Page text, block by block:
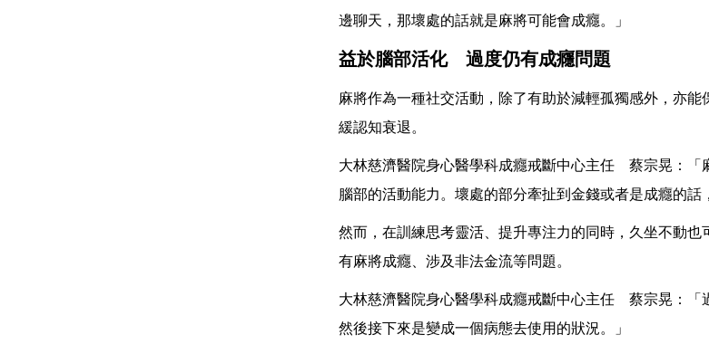
邊聊天，那壞處的話就是麻將可能會成癮。」
益於腦部活化 過度仍有成癮問題
麻將作為一種社交活動，除了有助於減輕孤獨感外，亦
緩認知衰退。
大林慈濟醫院身心醫學科成癮戒斷中心主任 蔡宗晃：「
腦部的活動能力。壞處的部分牽扯到金錢或者是成癮的話
然而，在訓練思考靈活、提升專注力的同時，久坐不動
有麻將成癮、涉及非法金流等問題。
大林慈濟醫院身心醫學科成癮戒斷中心主任 蔡宗晃：「
然後接下來是變成一個病態去使用的狀況。」